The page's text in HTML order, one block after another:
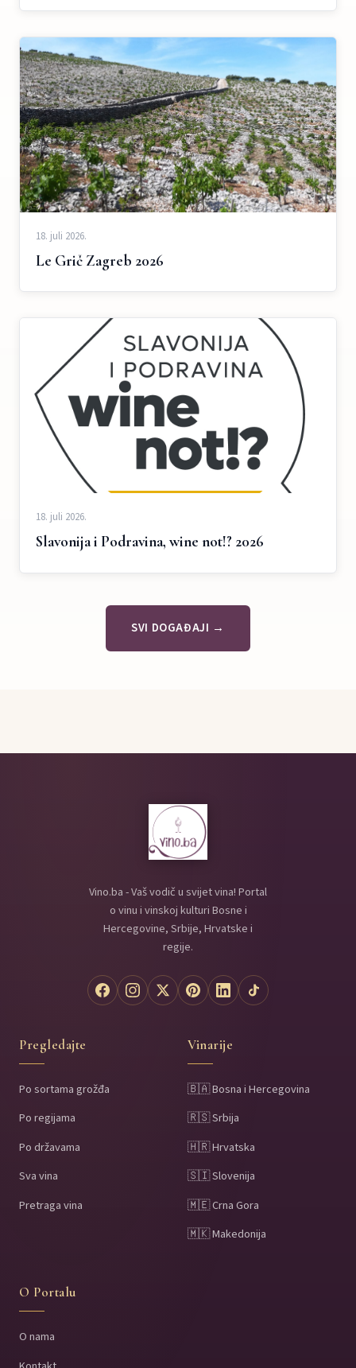
18. juli 2026.
Le Grič Zagreb 2026
18. juli 2026.
Slavonija i Podravina, wine not!? 2026
SVI DOGAĐAJI →
Vino.ba - Vaš vodič u svijet vina! Portal
o vinu i vinskoj kulturi Bosne i
Hercegovine, Srbije, Hrvatske i
regije.
Pregledajte
Po sortama grožđa
Po regijama
Po državama
Sva vina
Pretraga vina
Vinarije
🇧🇦 Bosna i Hercegovina
🇷🇸 Srbija
🇭🇷 Hrvatska
🇸🇮 Slovenija
🇲🇪 Crna Gora
🇲🇰 Makedonija
O Portalu
O nama